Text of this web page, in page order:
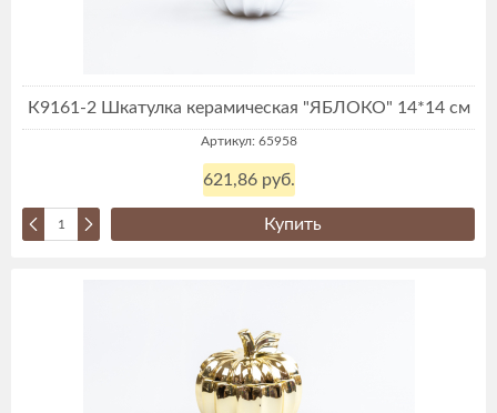
К9161-2 Шкатулка керамическая "ЯБЛОКО" 14*14 см
Артикул: 65958
621,86 руб.
Купить